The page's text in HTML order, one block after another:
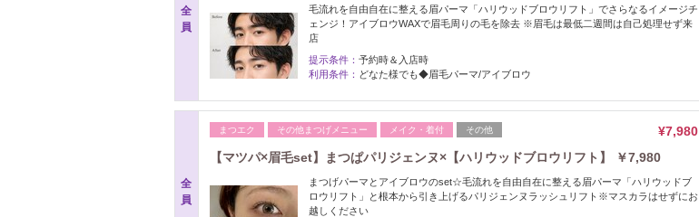
全
員
毛流れを自由自在に整える眉パーマ「ハリウッドブロウリフト」でさらなるイメージチ
ェンジ！アイブロウWAXで眉毛周りの毛を除去 ※眉毛は最低二週間は自己処理せず来
店
提示条件： 予約時＆入店時
利用条件： どなた様でも◆眉毛パーマ/アイブロウ
全
員
まつエク その他まつげメニュー メイク・着付 その他
¥7,980
【マツパ×眉毛set】まつぱパリジェンヌ×【ハリウッドブロウリフト】 ￥7,980
まつげパーマとアイブロウのset☆毛流れを自由自在に整える眉パーマ「ハリウッドブ
ロウリフト」と根本から引き上げるパリジェンヌラッシュリフト※マスカラはせずにお
越しください